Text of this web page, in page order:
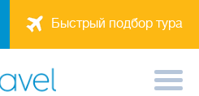
Быстрый подбор тура